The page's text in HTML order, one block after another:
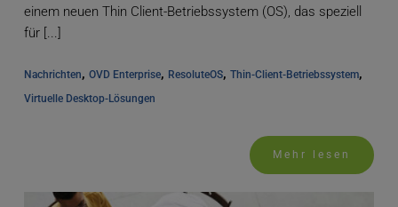
einem neuen Thin Client-Betriebssystem (OS), das speziell
für [...]
Nachrichten, OVD Enterprise, ResoluteOS, Thin-Client-Betriebssystem
Virtuelle Desktop-Lösungen
Mehr lesen